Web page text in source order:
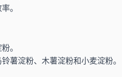
。
。
薯淀粉、木薯淀粉和小麦淀粉。